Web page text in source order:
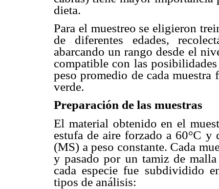
dieta.
Para el muestreo se eligieron
de diferentes edades,
abarcando un rango desde el
compatible con las
peso promedio de cada
verde.
Preparación de las muestras
El material obtenido en el
estufa de aire forzado a 60°C y
(MS) a peso constante. Cada
y pasado por un tamiz de
cada especie fue subdividido
tipos de análisis: